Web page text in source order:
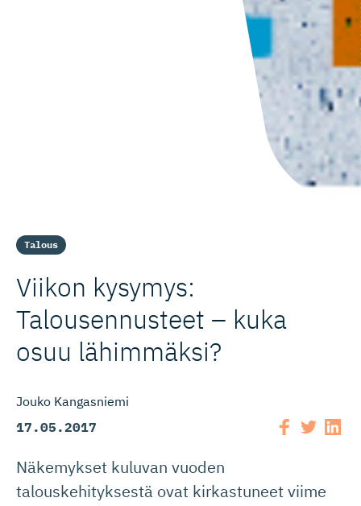
Talous
Viikon kysymys:
Talousennusteet – kuka
osuu lähimmäksi?
Jouko Kangasniemi
17.05.2017
Näkemykset kuluvan vuoden
talouskehityksestä ovat kirkastuneet viime